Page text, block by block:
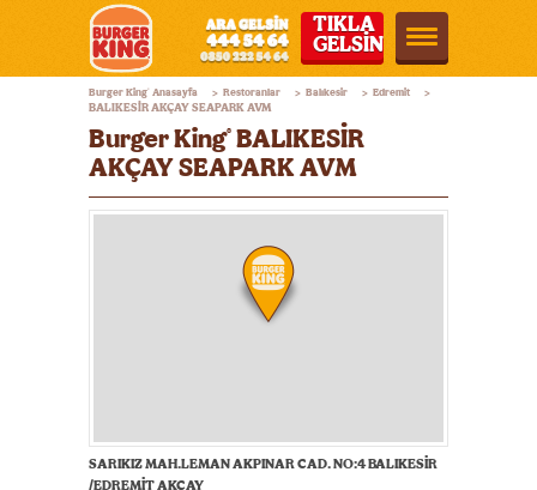
Burger
King®
Türkiye
TIKLA
GELSİN
Burger King® Anasayfa > Restoranlar > Balıkesir > Edremit >
BALIKESİR AKÇAY SEAPARK AVM
Burger King® BALIKESİR
AKÇAY SEAPARK AVM
SARIKIZ MAH.LEMAN AKPINAR CAD. NO:4 BALIKESİR
/EDREMİT AKÇAY